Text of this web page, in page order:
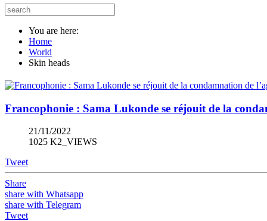
You are here:
Home
World
Skin heads
Francophonie : Sama Lukonde se réjouit de la
21/11/2022
1025 K2_VIEWS
Tweet
Share
share with Whatsapp
share with Telegram
Tweet